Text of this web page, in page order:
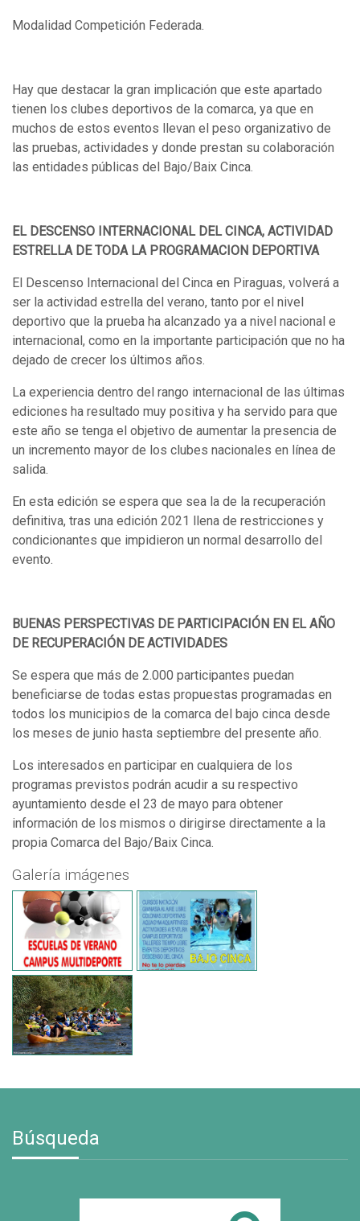
Modalidad Competición Federada.
Hay que destacar la gran implicación que este apartado
tienen los clubes deportivos de la comarca, ya que en
muchos de estos eventos llevan el peso organizativo de
las pruebas, actividades y donde prestan su colaboración
las entidades públicas del Bajo/Baix Cinca.
EL DESCENSO INTERNACIONAL DEL CINCA, ACTIVIDAD
ESTRELLA DE TODA LA PROGRAMACION DEPORTIVA
El Descenso Internacional del Cinca en Piraguas, volverá a
ser la actividad estrella del verano, tanto por el nivel
deportivo que la prueba ha alcanzado ya a nivel nacional e
internacional, como en la importante participación que no ha
dejado de crecer los últimos años.
La experiencia dentro del rango internacional de las últimas
ediciones ha resultado muy positiva y ha servido para que
este año se tenga el objetivo de aumentar la presencia de
un incremento mayor de los clubes nacionales en línea de
salida.
En esta edición se espera que sea la de la recuperación
definitiva, tras una edición 2021 llena de restricciones y
condicionantes que impidieron un normal desarrollo del
evento.
BUENAS PERSPECTIVAS DE PARTICIPACIÓN EN EL AÑO
DE RECUPERACIÓN DE ACTIVIDADES
Se espera que más de 2.000 participantes puedan
beneficiarse de todas estas propuestas programadas en
todos los municipios de la comarca del bajo cinca desde
los meses de junio hasta septiembre del presente año.
Los interesados en participar en cualquiera de los
programas previstos podrán acudir a su respectivo
ayuntamiento desde el 23 de mayo para obtener
información de los mismos o dirigirse directamente a la
propia Comarca del Bajo/Baix Cinca.
Galería imágenes
Búsqueda